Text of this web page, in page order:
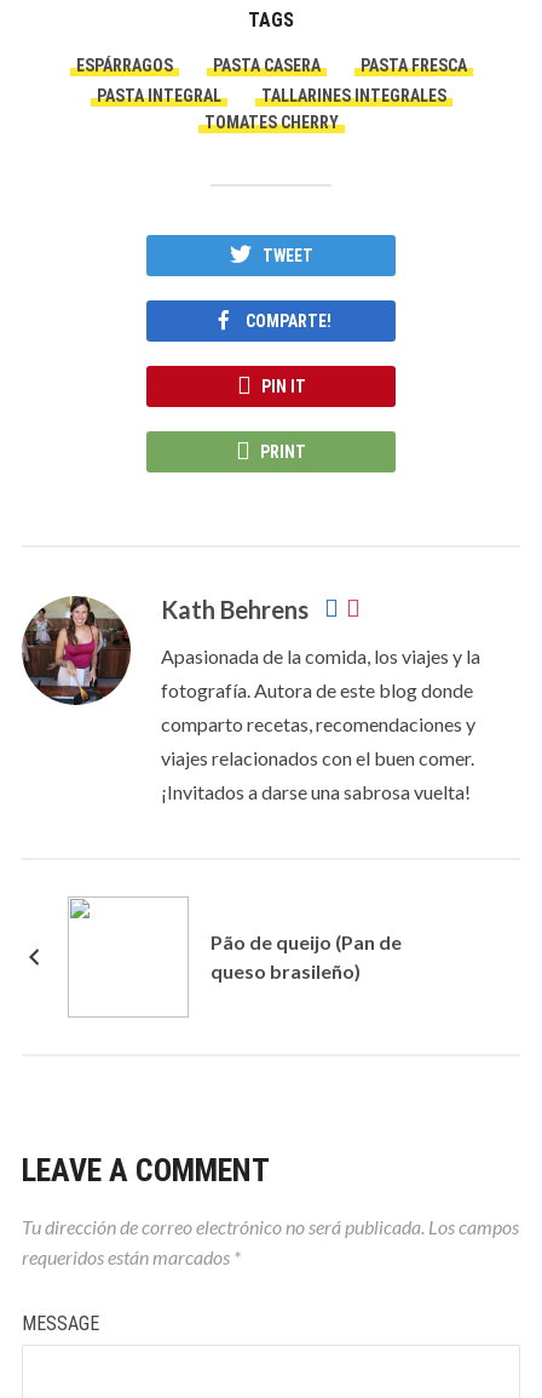
TAGS
ESPÁRRAGOS PASTA CASERA
PASTA FRESCA
PASTA INTEGRAL
TALLARINES INTEGRALES
TOMATES CHERRY
TWEET
COMPARTE!
PIN IT
PRINT
Kath Behrens
Apasionada de la comida, los viajes y la
fotografía. Autora de este blog donde
comparto recetas, recomendaciones y
viajes relacionados con el buen comer.
¡Invitados a darse una sabrosa vuelta!
Pão de queijo (Pan de
queso brasileño)
LEAVE A COMMENT
Tu dirección de correo electrónico no será publicada. Los campos
requeridos están marcados *
MESSAGE